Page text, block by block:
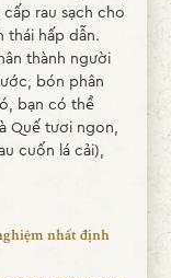
rau sạch cho
thái hấp dẫn.
thành người
bón phân
bạn có thể
Quế tươi ngon,
cuốn lá cải),
nhất định